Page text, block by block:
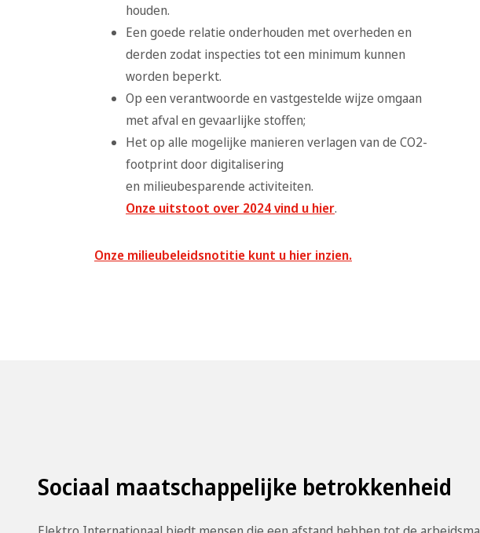
houden.
Een goede relatie onderhouden met overheden en
derden zodat inspecties tot een minimum kunnen
worden beperkt.
Op een verantwoorde en vastgestelde wijze omgaan
met afval en gevaarlijke stoffen;
Het op alle mogelijke manieren verlagen van de CO2-
footprint door digitalisering
en milieubesparende activiteiten.
Onze uitstoot over 2024 vind u hier.
Onze milieubeleidsnotitie kunt u hier inzien.
Sociaal maatschappelijke betrokkenheid